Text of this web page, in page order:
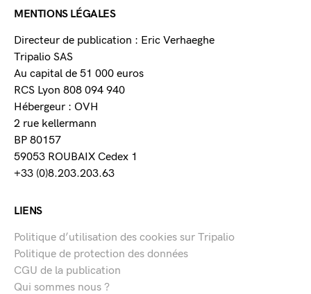
MENTIONS LÉGALES
Directeur de publication : Eric Verhaeghe
Tripalio SAS
Au capital de 51 000 euros
RCS Lyon 808 094 940
Hébergeur : OVH
2 rue kellermann
BP 80157
59053 ROUBAIX Cedex 1
+33 (0)8.203.203.63
LIENS
Politique d’utilisation des cookies sur Tripalio
Politique de protection des données
CGU de la publication
Qui sommes nous ?